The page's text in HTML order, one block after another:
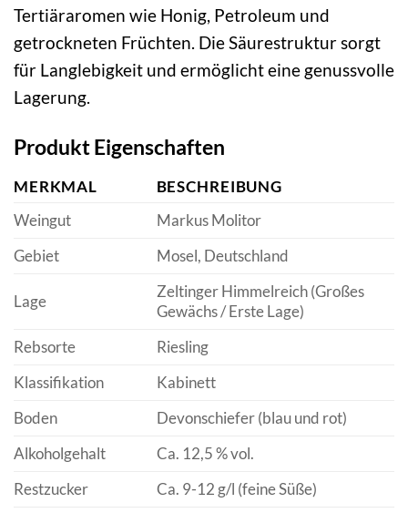
Tertiäraromen wie Honig, Petroleum und
getrockneten Früchten. Die Säurestruktur sorgt
für Langlebigkeit und ermöglicht eine genussvolle
Lagerung.
Produkt Eigenschaften
MERKMAL
BESCHREIBUNG
Weingut
Markus Molitor
Gebiet
Mosel, Deutschland
Lage
Zeltinger Himmelreich (Großes
Gewächs / Erste Lage)
Rebsorte
Riesling
Klassifikation
Kabinett
Boden
Devonschiefer (blau und rot)
Alkoholgehalt
Ca. 12,5 % vol.
Restzucker
Ca. 9-12 g/l (feine Süße)